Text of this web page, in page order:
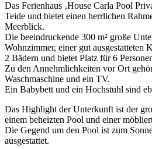
Das Ferienhaus ‚House Carla Pool
Teide und bietet einen herrlichen
Meerblick.
Die beeindruckende 300 m² große
Wohnzimmer, einer gut ausgestatteten
2 Bädern und bietet Platz für 6
Zu den Annehmlichkeiten vor Ort
Waschmaschine und ein TV.
Ein Babybett und ein Hochstuhl sind
Das Highlight der Unterkunft ist der
einem beheizten Pool und einer
Die Gegend um den Pool ist zum
ausgestattet.